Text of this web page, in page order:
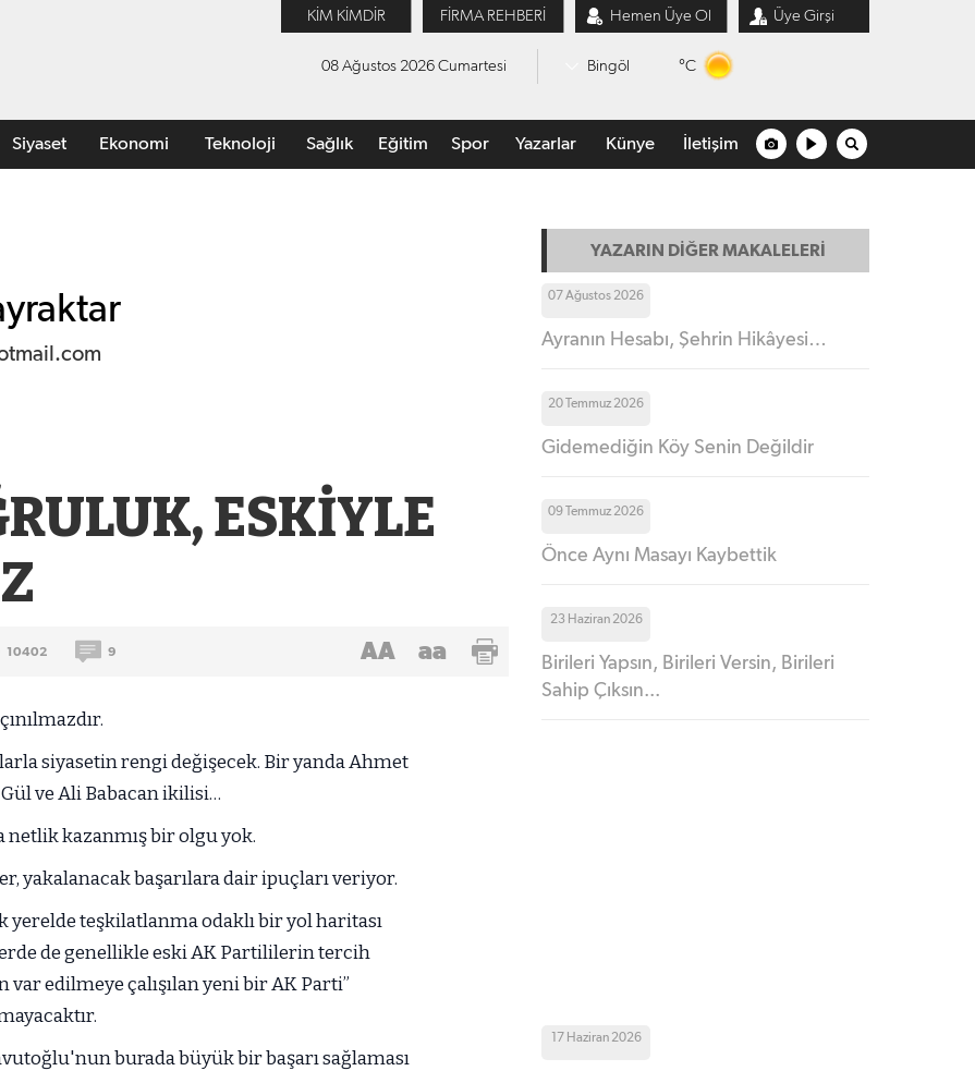
KİM KİMDİR FİRMA REHBERİ Hemen Üye Ol Üye Girşi
08 Ağustos 2026 Cumartesi Bingöl °C
Siyaset Ekonomi Teknoloji Sağlık Eğitim Spor Yazarlar Künye İletişim
ESKİYLE
10402 9 AA aa
siyasetin rengi değişecek. Bir yanda Ahmet
ve Ali Babacan ikilisi…
kazanmış bir olgu yok.
yakalanacak başarılara dair ipuçları veriyor.
teşkilatlanma odaklı bir yol haritası
de genellikle eski AK Partililerin tercih
var edilmeye çalışılan yeni bir AK Parti”
burada büyük bir başarı sağlaması
YAZARIN DİĞER MAKALELERİ
07 Ağustos 2026
Ayranın Hesabı, Şehrin Hikâyesi…
20 Temmuz 2026
Gidemediğin Köy Senin Değildir
09 Temmuz 2026
Önce Aynı Masayı Kaybettik
23 Haziran 2026
Birileri Yapsın, Birileri Versin, Birileri
Sahip Çıksın...
17 Haziran 2026